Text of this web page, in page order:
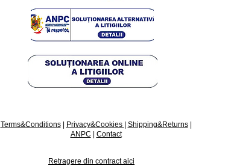
Terms&Conditions| Privacy&Cookies Shipping&Returns|
ANPC
Contact
Retragere din contract aici